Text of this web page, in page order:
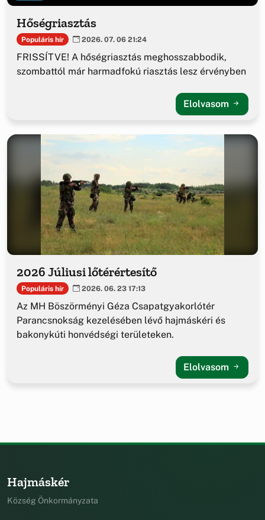
Hőségriasztás
Populáris hír 2026. 07. 06 21:24
FRISSÍTVE! A hőségriasztás meghosszabbodik,
szombattól már harmadfokú riasztás lesz érvényben
Elolvasom
2026 Júliusi lőtérértesítő
Populáris hír 2026. 06. 23 17:13
Az MH Böszörményi Géza Csapatgyakorlótér
Parancsnokság kezelésében lévő hajmáskéri és
bakonykúti honvédségi területeken.
Elolvasom
Hajmáskér
Község Önkormányzata